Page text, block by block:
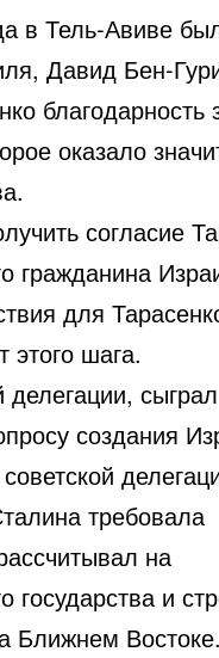
в Тель-Авиве
Давид Бен-
благодарность
оказало
согласие
гражданина
для
шага.
делегации, сыграл
создания
требовала
на
государства и
Ближнем Востоке.